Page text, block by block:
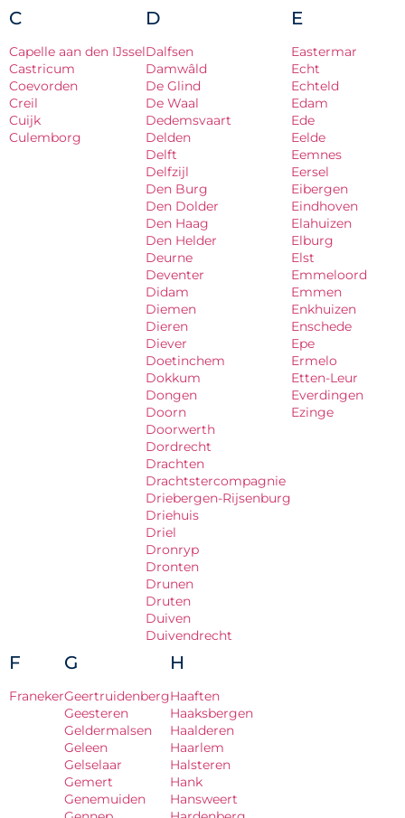
C
Capelle aan den IJssel
Castricum
Coevorden
Creil
Cuijk
Culemborg
D
Dalfsen
Damwâld
De Glind
De Waal
Dedemsvaart
Delden
Delft
Delfzijl
Den Burg
Den Dolder
Den Haag
Den Helder
Deurne
Deventer
Didam
Diemen
Dieren
Diever
Doetinchem
Dokkum
Dongen
Doorn
Doorwerth
Dordrecht
Drachten
Drachtstercompagnie
Driebergen-Rijsenburg
Driehuis
Driel
Dronryp
Dronten
Drunen
Druten
Duiven
Duivendrecht
E
Eastermar
Echt
Echteld
Edam
Ede
Eelde
Eemnes
Eersel
Eibergen
Eindhoven
Elahuizen
Elburg
Elst
Emmeloord
Emmen
Enkhuizen
Enschede
Epe
Ermelo
Etten-Leur
Everdingen
Ezinge
F
Franeker
G
Geertruidenberg
Geesteren
Geldermalsen
Geleen
Gelselaar
Gemert
Genemuiden
H
Haaften
Haaksbergen
Haalderen
Haarlem
Halsteren
Hank
Hansweert